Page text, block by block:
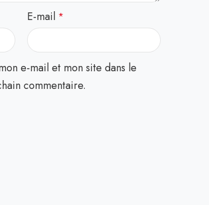
E-mail *
e-mail et mon site dans le
commentaire.